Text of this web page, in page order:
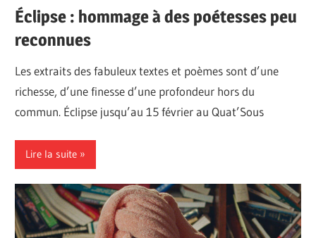
Éclipse : hommage à des poétesses peu
reconnues
Les extraits des fabuleux textes et poèmes sont d’une
richesse, d’une finesse d’une profondeur hors du
commun. Éclipse jusqu’au 15 février au Quat’Sous
Lire la suite